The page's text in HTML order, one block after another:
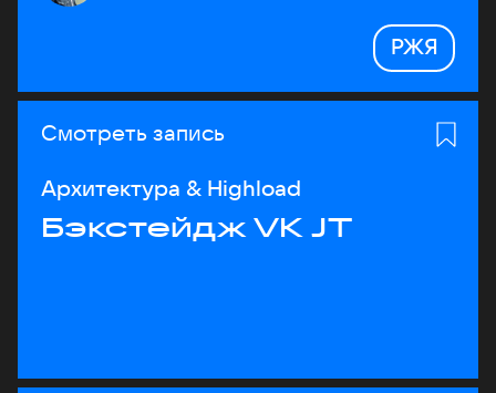
РЖЯ
Смотреть запись
Архитектура & Highload
Бэкстейдж VK JT